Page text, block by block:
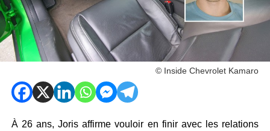
© Inside Chevrolet Kamaro
À 26 ans, Joris affirme vouloir en finir avec les relations